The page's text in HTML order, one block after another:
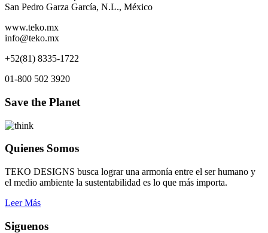
San Pedro Garza García, N.L., México
www.teko.mx
info@teko.mx
+52(81) 8335-1722
01-800 502 3920
Save the Planet
Quienes Somos
TEKO DESIGNS busca lograr una armonía entre el ser humano y
el medio ambiente la sustentabilidad es lo que más importa.
Leer Más
Siguenos